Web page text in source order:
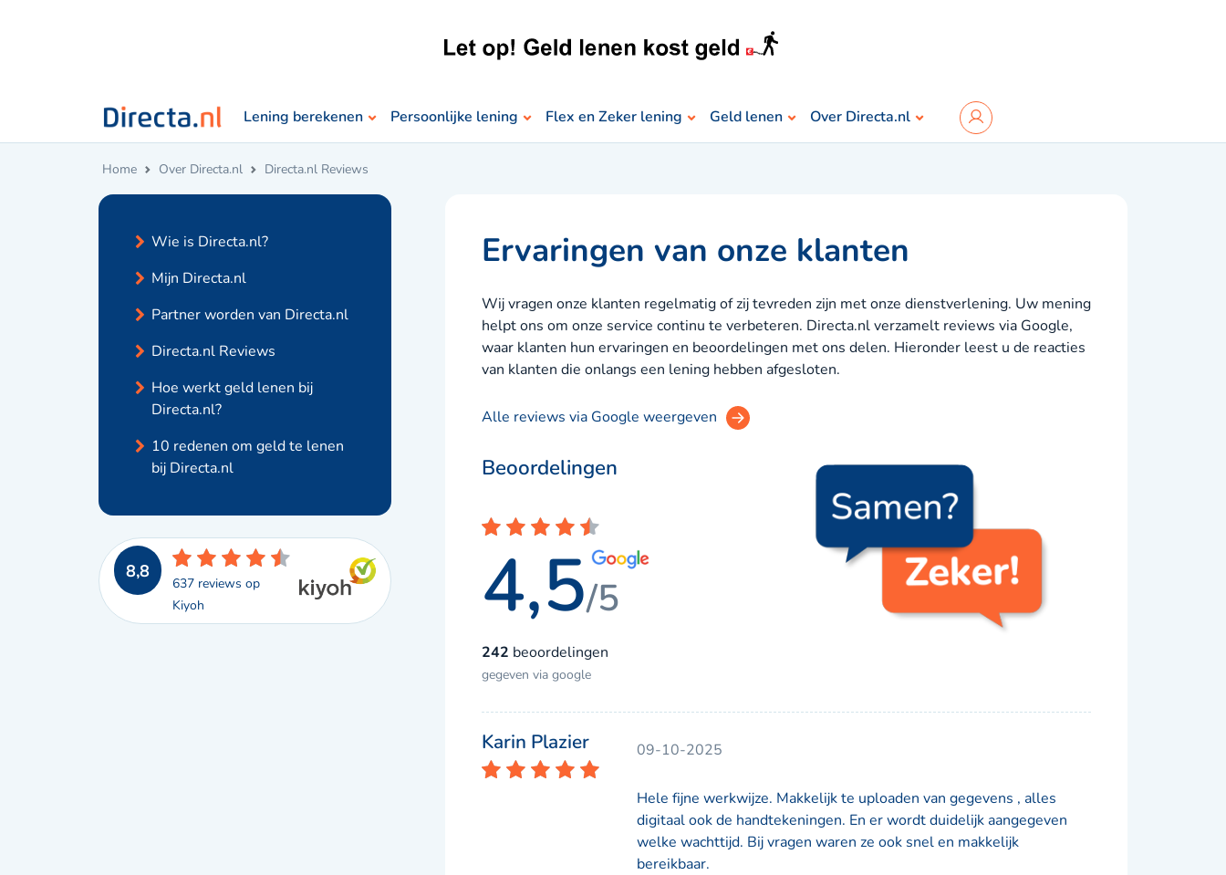
Lening berekenen Persoonlijke lening Flex en Zeker lening Geld lenen Over Directa.nl
Home Over Directa.nl Directa.nl Reviews
Ervaringen van onze klanten
Wij vragen onze klanten regelmatig of zij tevreden zijn met onze dienstverlening. Uw mening
helpt ons om onze service continu te verbeteren. Directa.nl verzamelt reviews via Google,
waar klanten hun ervaringen en beoordelingen met ons delen. Hieronder leest u de reacties
van klanten die onlangs een lening hebben afgesloten.
Alle reviews via Google weergeven
Beoordelingen
4,5/5
242 beoordelingen
gegeven via google
Karin Plazier 09-10-2025
Hele fijne werkwijze. Makkelijk te uploaden van gegevens , alles
digitaal ook de handtekeningen. En er wordt duidelijk aangegeven
welke wachttijd. Bij vragen waren ze ook snel en makkelijk
bereikbaar.
Wie is Directa.nl?
Mijn Directa.nl
Partner worden van Directa.nl
Directa.nl Reviews
Hoe werkt geld lenen bij
Directa.nl?
10 redenen om geld te lenen
bij Directa.nl
8,8
637 reviews op
Kiyoh